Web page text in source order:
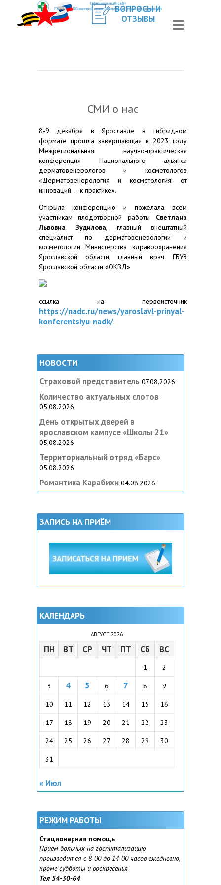
ВОПРОСЫ И
ОТЗЫВЫ
СМИ о нас
8-9 декабря в Ярославле в гибридном
формате прошла завершающая в 2023 году
Межрегиональная научно-практическая
конференция Национального альянса
дерматовенерологов и косметологов
«Дерматовенерология и косметология: от
инноваций — к практике».
Открыла конференцию и пожелала всем
участникам плодотворной работы Светлана
Львовна Зудилова, главный внештатный
специалист по дерматовенерологии и
косметологии Министерства здравоохранения
Ярославской области, главный врач ГБУЗ
Ярославской области «ОКВД»
ссылка на первоисточник
https://nadc.ru/news/yaroslavl-prinyal-
konferentsiyu-nadk/
НОВОСТИ
Страховой представитель 07.08.2026
Количество актуальных слотов
05.08.2026
День открытых дверей в
ярославском кампусе «‎Школы 21»
05.08.2026
Территориальный отряд «Барс»
05.08.2026
Романтика Карабихи 04.08.2026
ЗАПИСЬ НА ПРИЁМ
КАЛЕНДАРЬ
АВГУСТ 2026
ПН ВТ СР ЧТ ПТ СБ ВС
1 2
3 4 5 6 7 8 9
10 11 12 13 14 15 16
17 18 19 20 21 22 23
24 25 26 27 28 29 30
31
« Июл
РЕЖИМ РАБОТЫ
Стационарная помощь
Прием больных на госпитализацию
производится с 8-00 до 14-00 часов ежедневно,
кроме субботы и воскресенья
Тел 54-30-64